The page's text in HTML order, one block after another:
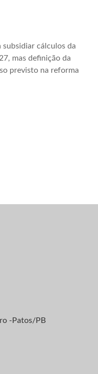
cálculos da
mas definição da
previsto na reforma
-Patos/PB